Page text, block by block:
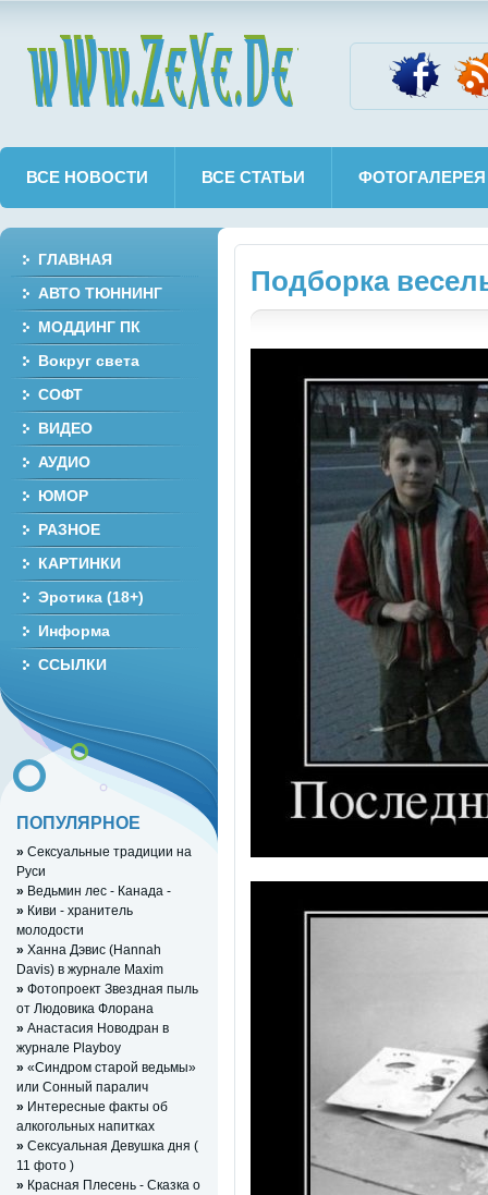
ВСЕ НОВОСТИ ВСЕ СТАТЬИ ФОТОГАЛЕРЕЯ
Подборка
ГЛАВНАЯ
АВТО ТЮННИНГ
МОДДИНГ ПК
Вокруг света
СОФТ
ВИДЕО
АУДИО
ЮМОР
РАЗНОЕ
КАРТИНКИ
Эротика (18+)
Информа
ССЫЛКИ
ПОПУЛЯРНОЕ
» Сексуальные традиции на
Руси
» Ведьмин лес - Канада -
» Киви - хранитель
молодости
» Ханна Дэвис (Hannah
Davis) в журнале Maxim
» Фотопроект Звездная пыль
от Людовика Флорана
» Анастасия Новодран в
журнале Playboy
» «Синдром старой ведьмы»
или Сонный паралич
» Интересные факты об
алкогольных напитках
» Сексуальная Девушка дня (
11 фото )
» Красная Плесень - Сказка о